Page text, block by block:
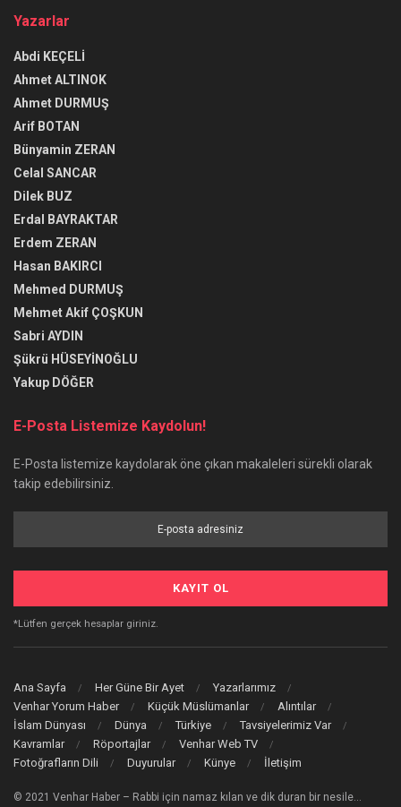
Yazarlar
Abdi KEÇELİ
Ahmet ALTINOK
Ahmet DURMUŞ
Arif BOTAN
Bünyamin ZERAN
Celal SANCAR
Dilek BUZ
Erdal BAYRAKTAR
Erdem ZERAN
Hasan BAKIRCI
Mehmed DURMUŞ
Mehmet Akif ÇOŞKUN
Sabri AYDIN
Şükrü HÜSEYİNOĞLU
Yakup DÖĞER
E-Posta Listemize Kaydolun!
E-Posta listemize kaydolarak öne çıkan makaleleri sürekli olarak
takip edebilirsiniz.
*Lütfen gerçek hesaplar giriniz.
Ana Sayfa Her Güne Bir Ayet
Yazarlarımız
Venhar Yorum Haber
Küçük Müslümanlar
Alıntılar
İslam Dünyası
Dünya Türkiye
Tavsiyelerimiz Var
Kavramlar
Röportajlar
Venhar Web TV
Fotoğrafların Dili
Duyurular Künye İletişim
© 2021 Venhar Haber – Rabbi için namaz kılan ve dik duran bir nesile…